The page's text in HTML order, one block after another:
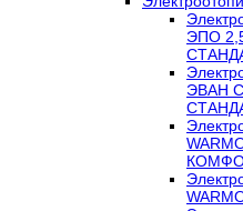
ЭПО
ЭВАН С